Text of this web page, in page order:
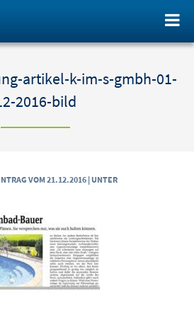
artikel-k-im-s-gmbh-01-
2016-bild
VOM 21.12.2016 | UNTER